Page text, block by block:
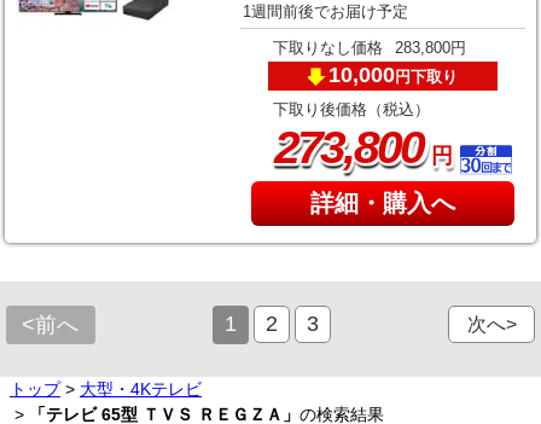
1週間前後でお届け予定
下取りなし価格 283,800円
10,000円下取り
下取り後価格（税込）
273,800円
詳細・購入へ
<前へ 1 2 3 次へ>
トップ> 大型・4Kテレビ
>
「テレビ 65型 ＴＶＳ ＲＥＧＺＡ」 の検索結果